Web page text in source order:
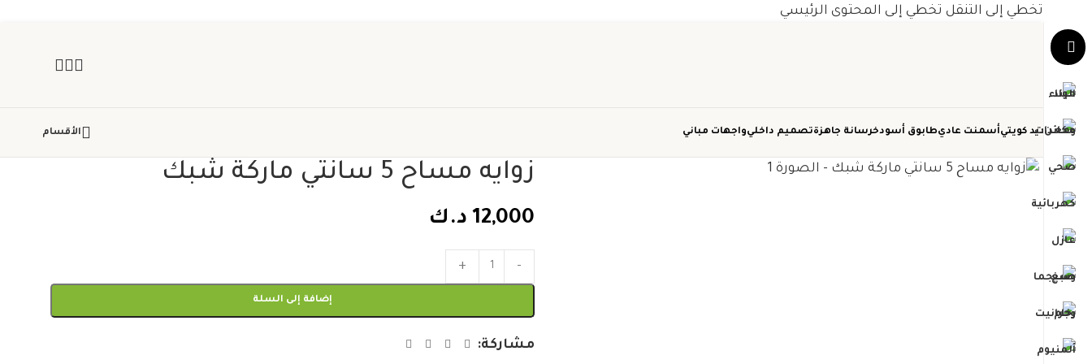
تخطي إلى التنقل تخطي إلى المحتوى الرئيسي
حديد كويتيأسمنت عاديطابوق أسودخرسانة جاهزةتصميم داخليواجهات مباني الأقسام
زوايه مساح 5 سانتي ماركة شبك
12,000 د.ك
إضافة إلى السلة
مشاركة: